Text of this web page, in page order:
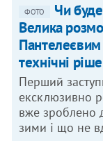
ФОТО
Чи
Велика
Пантелеєвим
технічні
Перший
ексклюзивно
вже зроблено
зими і що не